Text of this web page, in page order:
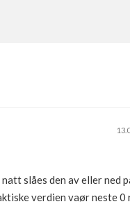
slåes den av eller ned
verdien vaør neste 0